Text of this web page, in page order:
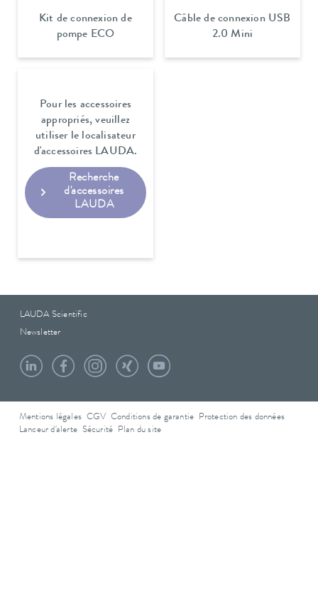
Kit de connexion de
pompe ECO
Câble de connexion USB
2.0 Mini
Pour les accessoires
appropriés, veuillez
utiliser le localisateur
d'accessoires LAUDA.
Recherche
d'accessoires
LAUDA
LAUDA Scientific
Newsletter
Mentions légales CGV Conditions de garantie
Protection des données
Lanceur d'alerte Sécurité Plan du site